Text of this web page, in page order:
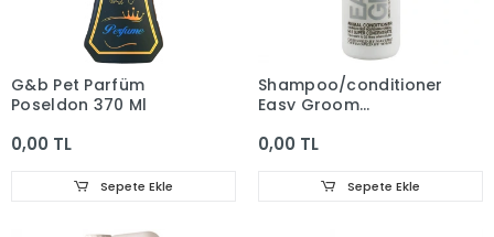
G&b Pet Parfüm
Poseldon 370 Ml
0,00 TL
Sepete Ekle
Shampoo/conditioner
Easy Groom
0,00 TL
Sepete Ekle